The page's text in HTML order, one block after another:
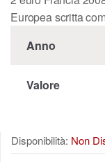
Europea scritta
Anno
Valore
Disponibilità: Non